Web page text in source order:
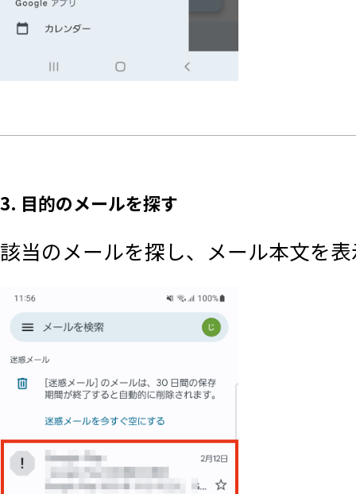
3. 目的のメールを探す
該当のメールを探し、メール本文を